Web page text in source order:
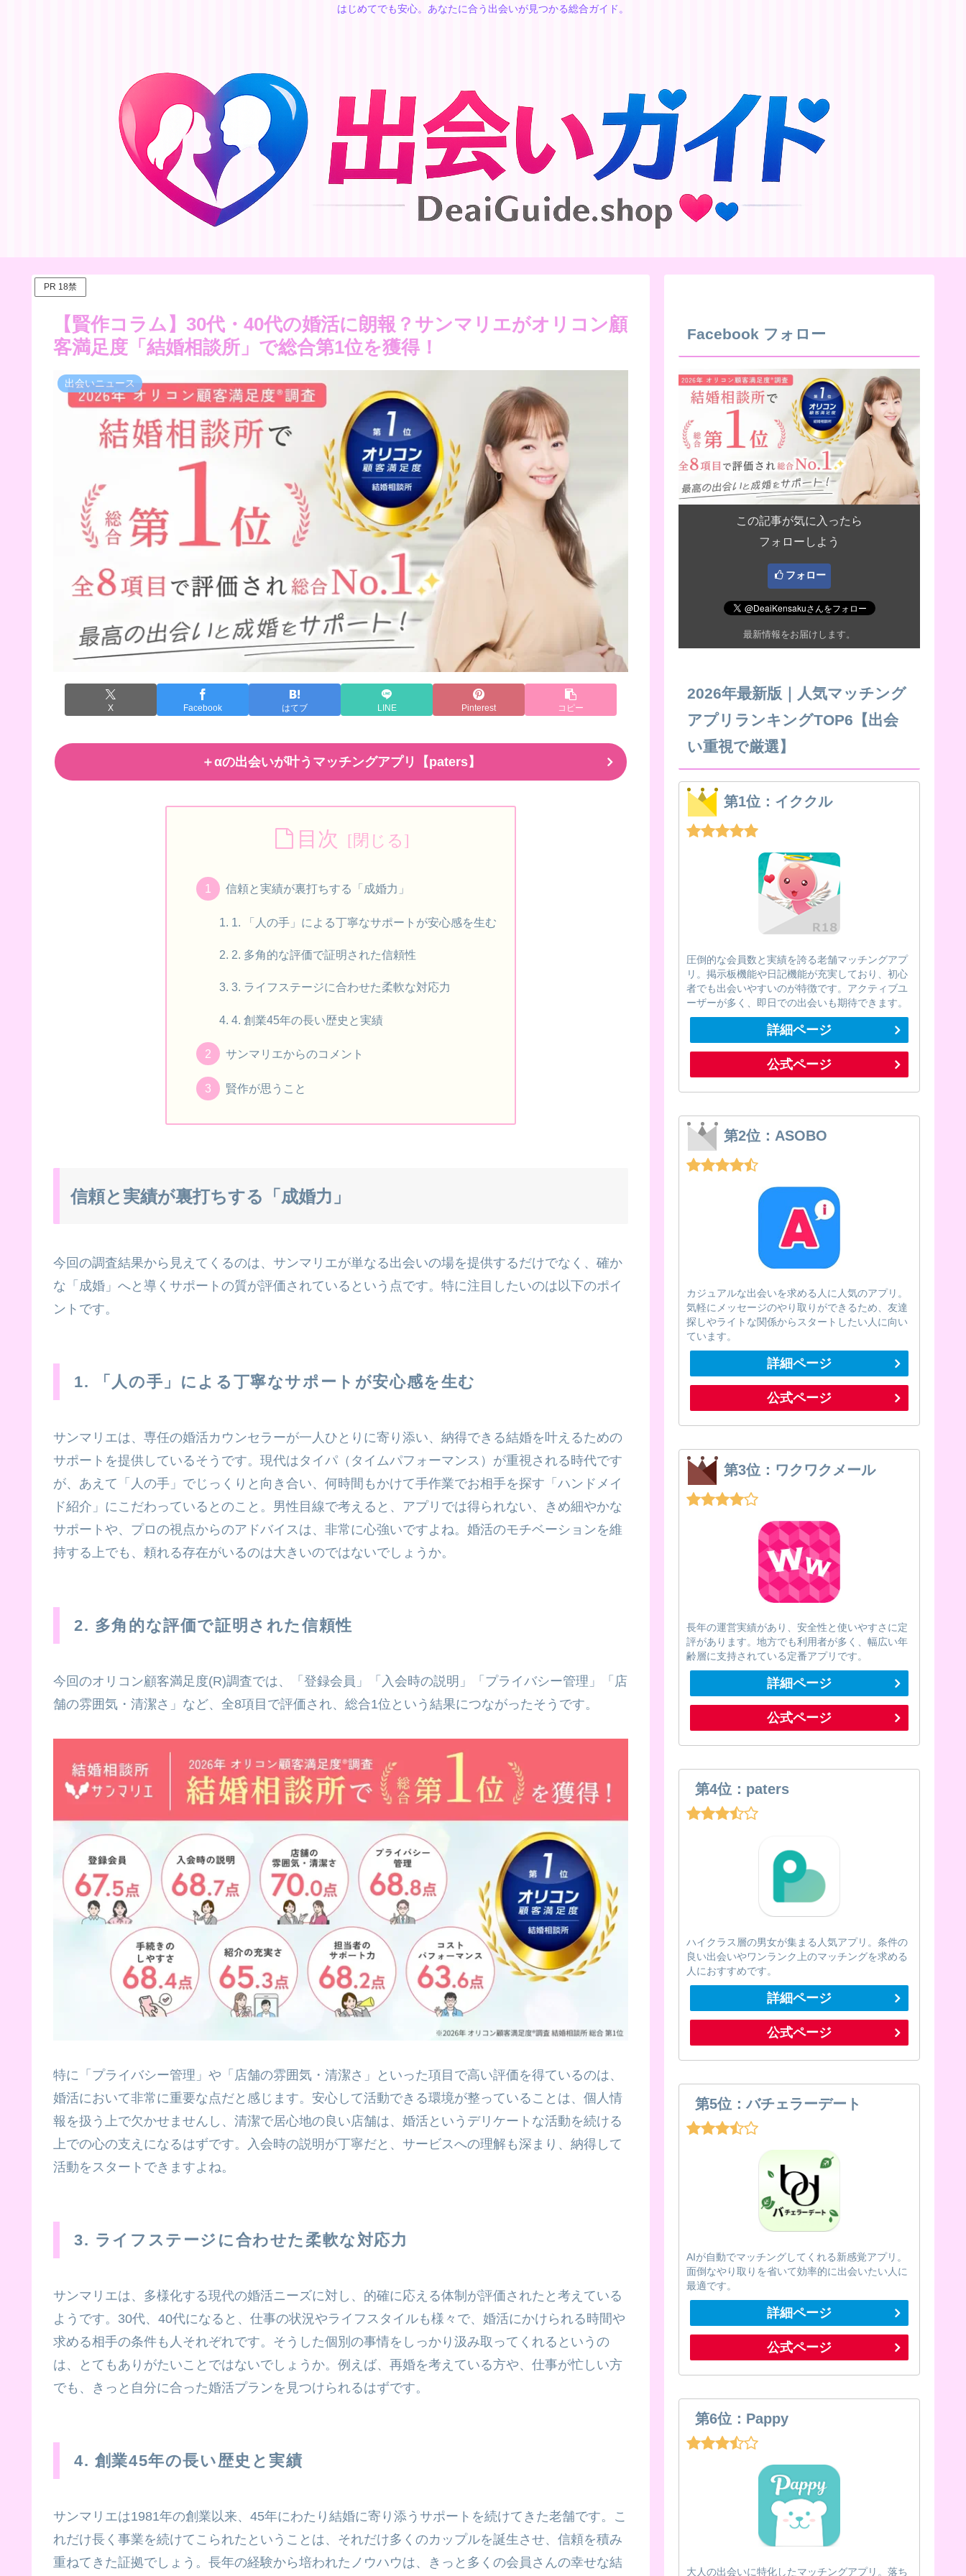
はじめてでも安心。あなたに合う出会いが見つかる総合ガイド。
PR 18禁
【賢作コラム】30代・40代の婚活に朗報？サンマリエがオリコン顧
客満足度「結婚相談所」で総合第1位を獲得！
出会いニュース
X Facebook はてブ LINE Pinterest コピー
＋αの出会いが叶うマッチングアプリ【paters】
目次
信頼と実績が裏打ちする「成婚力」
1. 「人の手」による丁寧なサポートが安心感を生む
2. 多角的な評価で証明された信頼性
3. ライフステージに合わせた柔軟な対応力
4. 創業45年の長い歴史と実績
サンマリエからのコメント
賢作が思うこと
信頼と実績が裏打ちする「成婚力」
今回の調査結果から見えてくるのは、サンマリエが単なる出会いの場を提供するだけでなく、確か
な「成婚」へと導くサポートの質が評価されているという点です。特に注目したいのは以下のポイ
ントです。
1. 「人の手」による丁寧なサポートが安心感を生む
サンマリエは、専任の婚活カウンセラーが一人ひとりに寄り添い、納得できる結婚を叶えるための
サポートを提供しているそうです。現代はタイパ（タイムパフォーマンス）が重視される時代です
が、あえて「人の手」でじっくりと向き合い、何時間もかけて手作業でお相手を探す「ハンドメイ
ド紹介」にこだわっているとのこと。男性目線で考えると、アプリでは得られない、きめ細やかな
サポートや、プロの視点からのアドバイスは、非常に心強いですよね。婚活のモチベーションを維
持する上でも、頼れる存在がいるのは大きいのではないでしょうか。
2. 多角的な評価で証明された信頼性
今回のオリコン顧客満足度(R)調査では、「登録会員」「入会時の説明」「プライバシー管理」「店
舗の雰囲気・清潔さ」など、全8項目で評価され、総合1位という結果につながったそうです。
特に「プライバシー管理」や「店舗の雰囲気・清潔さ」といった項目で高い評価を得ているのは、
婚活において非常に重要な点だと感じます。安心して活動できる環境が整っていることは、個人情
報を扱う上で欠かせませんし、清潔で居心地の良い店舗は、婚活というデリケートな活動を続ける
上での心の支えになるはずです。入会時の説明が丁寧だと、サービスへの理解も深まり、納得して
活動をスタートできますよね。
3. ライフステージに合わせた柔軟な対応力
サンマリエは、多様化する現代の婚活ニーズに対し、的確に応える体制が評価されたと考えている
ようです。30代、40代になると、仕事の状況やライフスタイルも様々で、婚活にかけられる時間や
求める相手の条件も人それぞれです。そうした個別の事情をしっかり汲み取ってくれるというの
は、とてもありがたいことではないでしょうか。例えば、再婚を考えている方や、仕事が忙しい方
でも、きっと自分に合った婚活プランを見つけられるはずです。
4. 創業45年の長い歴史と実績
サンマリエは1981年の創業以来、45年にわたり結婚に寄り添うサポートを続けてきた老舗です。こ
れだけ長く事業を続けてこられたということは、それだけ多くのカップルを誕生させ、信頼を積み
重ねてきた証拠でしょう。長年の経験から培われたノウハウは、きっと多くの会員さんの幸せな結
Facebook フォロー
この記事が気に入ったら
フォローしよう
フォロー
最新情報をお届けします。
2026年最新版｜人気マッチング
アプリランキングTOP6【出会
い重視で厳選】
第1位：イククル
圧倒的な会員数と実績を誇る老舗マッチングアプ
リ。掲示板機能や日記機能が充実しており、初心
者でも出会いやすいのが特徴です。アクティブユ
ーザーが多く、即日での出会いも期待できます。
詳細ページ
公式ページ
第2位：ASOBO
カジュアルな出会いを求める人に人気のアプリ。
気軽にメッセージのやり取りができるため、友達
探しやライトな関係からスタートしたい人に向い
ています。
詳細ページ
公式ページ
第3位：ワクワクメール
長年の運営実績があり、安全性と使いやすさに定
評があります。地方でも利用者が多く、幅広い年
齢層に支持されている定番アプリです。
詳細ページ
公式ページ
第4位：paters
ハイクラス層の男女が集まる人気アプリ。条件の
良い出会いやワンランク上のマッチングを求める
人におすすめです。
詳細ページ
公式ページ
第5位：バチェラーデート
AIが自動でマッチングしてくれる新感覚アプリ。
面倒なやり取りを省いて効率的に出会いたい人に
最適です。
詳細ページ
公式ページ
第6位：Pappy
大人の出会いに特化したマッチングアプリ。落ち